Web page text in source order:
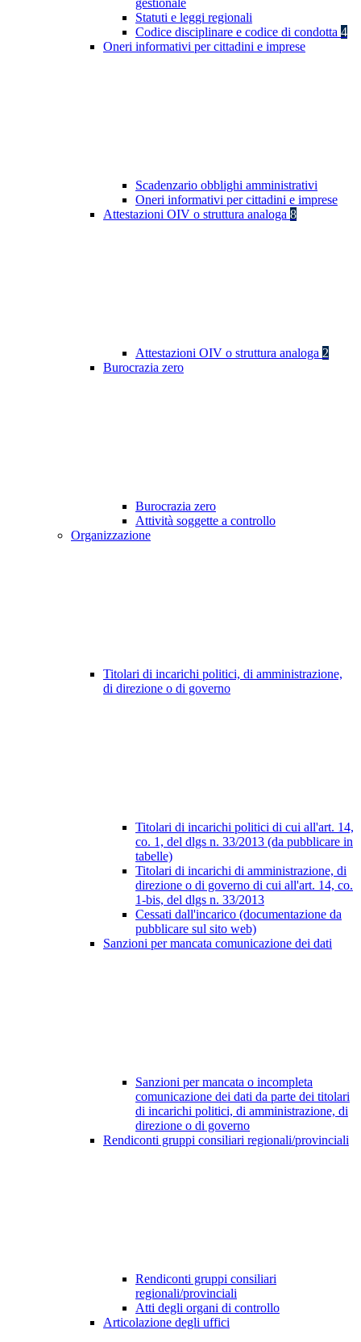
gestionale
Statuti e leggi regionali
Codice disciplinare e codice di condotta 4
Oneri informativi per cittadini e imprese
Scadenzario obblighi amministrativi
Oneri informativi per cittadini e imprese
Attestazioni OIV o struttura analoga 8
Attestazioni OIV o struttura analoga 2
Burocrazia zero
Burocrazia zero
Attività soggette a controllo
Organizzazione
Titolari di incarichi politici, di amministrazione,
di direzione o di governo
Titolari di incarichi politici di cui all'art. 14,
co. 1, del dlgs n. 33/2013 (da pubblicare in
tabelle)
Titolari di incarichi di amministrazione, di
direzione o di governo di cui all'art. 14, co.
1-bis, del dlgs n. 33/2013
Cessati dall'incarico (documentazione da
pubblicare sul sito web)
Sanzioni per mancata comunicazione dei dati
Sanzioni per mancata o incompleta
comunicazione dei dati da parte dei titolari
di incarichi politici, di amministrazione, di
direzione o di governo
Rendiconti gruppi consiliari regionali/provinciali
Rendiconti gruppi consiliari
regionali/provinciali
Atti degli organi di controllo
Articolazione degli uffici